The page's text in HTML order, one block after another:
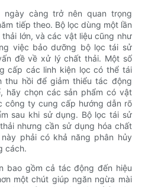
càng trở nên quan trọng
tiếp theo. Bộ lọc dùng một lần
lớn, và các vật liệu cũng như
việc bảo dưỡng bộ lọc tái sử
đề về xử lý chất thải. Một số
cấp các linh kiện lọc có thể tái
thu hồi để giảm thiểu tác động
hãy chọn các sản phẩm có vật
công ty cung cấp hướng dẫn rõ
sau khi sử dụng. Bộ lọc tái sử
nhưng cần sử dụng hóa chất
phải có khả năng phân hủy
cách.
bao gồm cả tác động đến hiệu
một chút giúp ngăn ngừa mài